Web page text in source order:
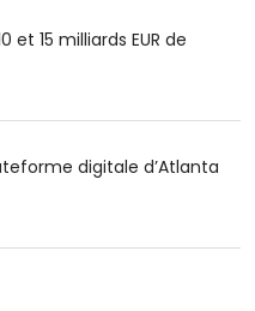
et 15 milliards EUR de
digitale d’Atlanta